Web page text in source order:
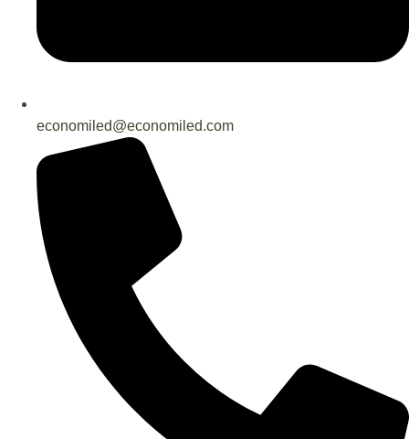
economiled@economiled.com